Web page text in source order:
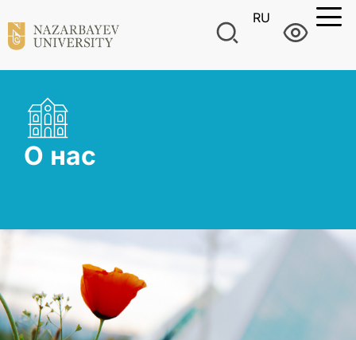
RU
О нас